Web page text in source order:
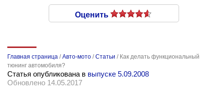
Оценить
Главная страница /Авто-мото /Статьи / Как делать функциональный
тюнинг автомобиля?
Статья опубликована в выпуске 5.09.2008
Обновлено 14.05.2017